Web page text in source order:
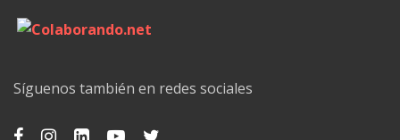
Síguenos también en redes sociales